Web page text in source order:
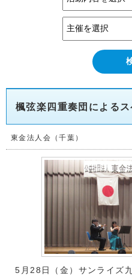
楓弦楽四重奏団による
東金法人会（千葉）
5月28日（金）サンライズ